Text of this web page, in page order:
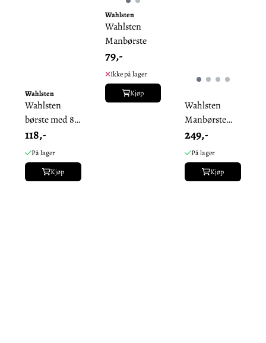
Wahlsten
Wahlsten
børste med 8
cm bust, myk
118,-
På lager
Kjøp
Wahlsten
Wahlsten
Manbørste
79,-
Ikke på lager
Kjøp
Wahlsten
Manbørste
Supreme
249,-
På lager
Kjøp